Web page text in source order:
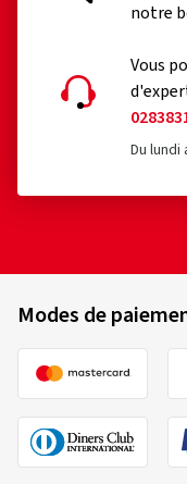
notre
Vous
Du lundi
Modes de